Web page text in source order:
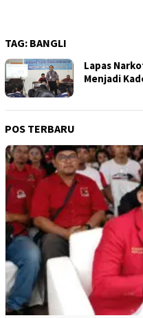
TAG: BANGLI
Lapas
Menjadi
POS TERBARU